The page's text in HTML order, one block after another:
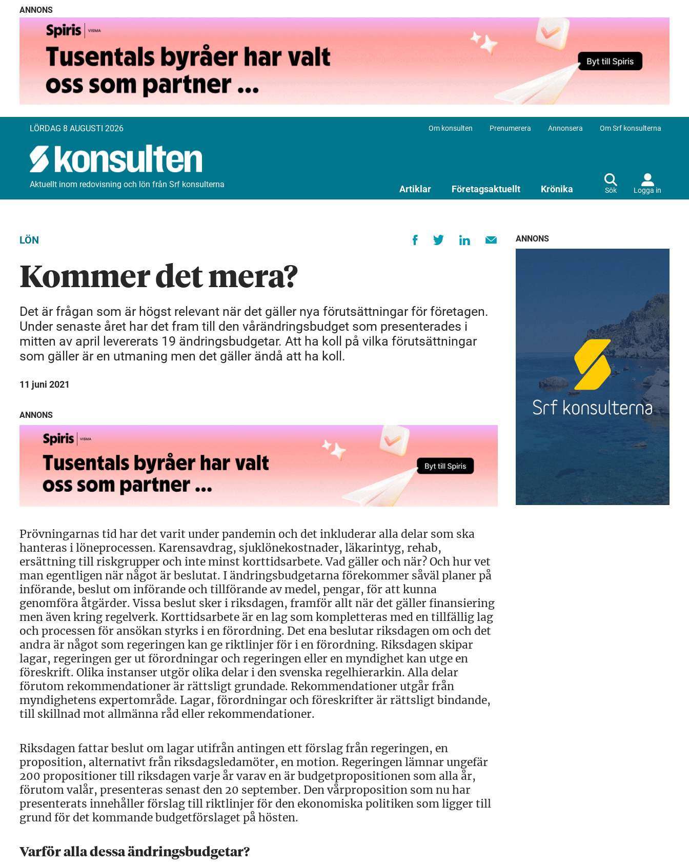
ANNONS
LÖRDAG 8 AUGUSTI 2026 Om konsulten Prenumerera Annonsera Om Srf konsulterna
Aktuellt inom redovisning och lön från Srf konsulterna Artiklar Företagsaktuellt Krönika Sök Logga in
LÖN
Kommer det mera?
Det är frågan som är högst relevant när det gäller nya förutsättningar för företagen.
Under senaste året har det fram till den vårändringsbudget som presenterades i
mitten av april levererats 19 ändringsbudgetar. Att ha koll på vilka förutsättningar
som gäller är en utmaning men det gäller ändå att ha koll.
11 juni 2021
ANNONS
Prövningarnas tid har det varit under pandemin och det inkluderar alla delar som ska
hanteras i löneprocessen. Karensavdrag, sjuklönekostnader, läkarintyg, rehab,
ersättning till riskgrupper och inte minst korttidsarbete. Vad gäller och när? Och hur vet
man egentligen när något är beslutat. I ändringsbudgetarna förekommer såväl planer på
införande, beslut om införande och tillförande av medel, pengar, för att kunna
genomföra åtgärder. Vissa beslut sker i riksdagen, framför allt när det gäller finansiering
men även kring regelverk. Korttidsarbete är en lag som kompletteras med en tillfällig lag
och processen för ansökan styrks i en förordning. Det ena beslutar riksdagen om och det
andra är något som regeringen kan ge riktlinjer för i en förordning. Riksdagen skipar
lagar, regeringen ger ut förordningar och regeringen eller en myndighet kan utge en
föreskrift. Olika instanser utgör olika delar i den svenska regelhierarkin. Alla delar
förutom rekommendationer är rättsligt grundade. Rekommendationer utgår från
myndighetens expertområde. Lagar, förordningar och föreskrifter är rättsligt bindande,
till skillnad mot allmänna råd eller rekommendationer.
Riksdagen fattar beslut om lagar utifrån antingen ett förslag från regeringen, en
proposition, alternativt från riksdagsledamöter, en motion. Regeringen lämnar ungefär
200 propositioner till riksdagen varje år varav en är budgetpropositionen som alla år,
förutom valår, presenteras senast den 20 september. Den vårproposition som nu har
presenterats innehåller förslag till riktlinjer för den ekonomiska politiken som ligger till
grund för det kommande budgetförslaget på hösten.
Varför alla dessa ändrings­budgetar?
ANNONS